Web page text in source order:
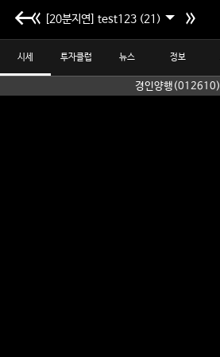
[20분지연] test123 (21)
시세 투자클럽 뉴스 정보
경인양행(012610)